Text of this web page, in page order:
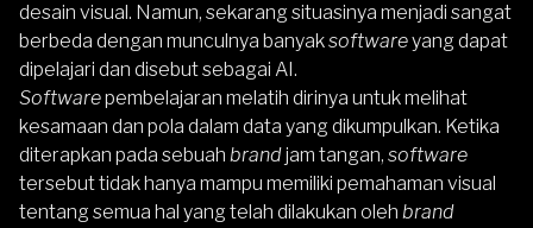
desain visual. Namun, sekarang situasinya menjadi sangat
berbeda dengan munculnya banyaksoftwareyang dapat
dipelajari dan disebut sebagai AI.
Softwarepembelajaran melatih dirinya untuk melihat
kesamaan dan pola dalam data yang dikumpulkan. Ketika
diterapkan pada sebuah brandjam tangan, software
tersebut tidak hanya mampu memiliki pemahaman visual
tentang semua hal yang telah dilakukan oleh brand